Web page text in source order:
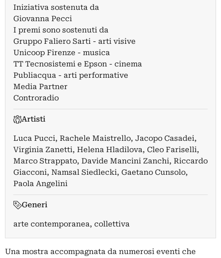
Iniziativa sostenuta da
Giovanna Pecci
I premi sono sostenuti da
Gruppo Faliero Sarti - arti visive
Unicoop Firenze - musica
TT Tecnosistemi e Epson - cinema
Publiacqua - arti performative
Media Partner
Controradio
Artisti
Luca Pucci, Rachele Maistrello, Jacopo Casadei,
Virginia Zanetti, Helena Hladilova, Cleo Fariselli,
Marco Strappato, Davide Mancini Zanchi, Riccardo
Giacconi, Namsal Siedlecki, Gaetano Cunsolo,
Paola Angelini
Generi
arte contemporanea, collettiva
Una mostra accompagnata da numerosi eventi che